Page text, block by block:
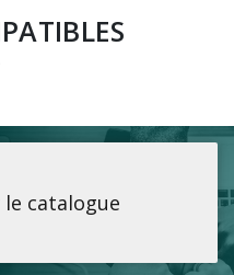
catalogue